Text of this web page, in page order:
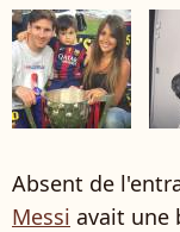
Absent de
Messi avait une